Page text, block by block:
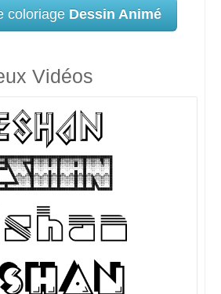
coloriage Dessin Animé
Vidéos